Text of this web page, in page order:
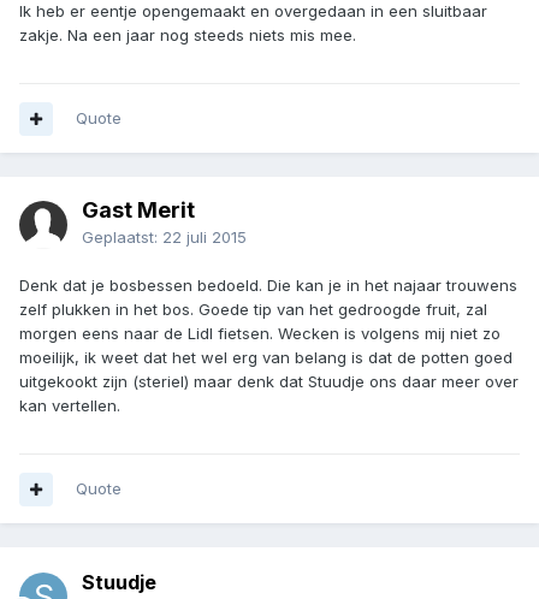
Ik heb er eentje opengemaakt en overgedaan in een sluitbaar
zakje. Na een jaar nog steeds niets mis mee.
Quote
Gast Merit
Geplaatst: 22 juli 2015
Denk dat je bosbessen bedoeld. Die kan je in het najaar trouwens
zelf plukken in het bos. Goede tip van het gedroogde fruit, zal
morgen eens naar de Lidl fietsen. Wecken is volgens mij niet zo
moeilijk, ik weet dat het wel erg van belang is dat de potten goed
uitgekookt zijn (steriel) maar denk dat Stuudje ons daar meer over
kan vertellen.
Quote
Stuudje